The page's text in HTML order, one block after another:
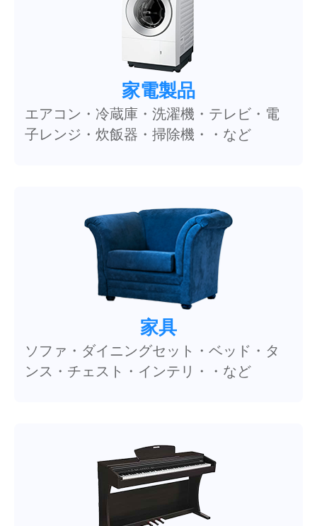
家電製品
エアコン・冷蔵庫・洗濯機・テレビ・電
子レンジ・炊飯器・掃除機・・など
家具
ソファ・ダイニングセット・ベッド・タ
ンス・チェスト・インテリ・・など